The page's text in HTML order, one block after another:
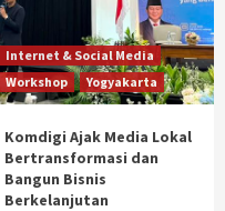
Internet & Social Media
Workshop
Yogyakarta
Komdigi Ajak Media Lokal
Bertransformasi dan
Bangun Bisnis
Berkelanjutan